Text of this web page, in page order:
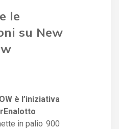
le
su New
è l’iniziativa
in palio 900